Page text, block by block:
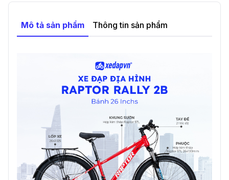
Mô tả sản phẩm Thông tin sản phẩm